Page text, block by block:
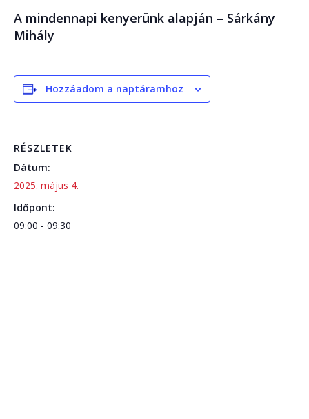
A mindennapi kenyerünk alapján – Sárkány
Mihály
Hozzáadom a naptáramhoz
RÉSZLETEK
Dátum:
2025. május 4.
Időpont:
09:00 - 09:30